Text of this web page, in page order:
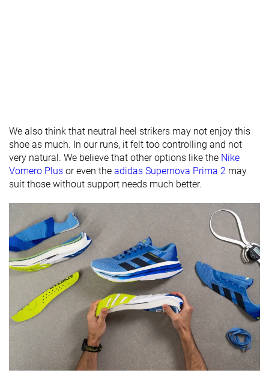
Placa de carbono Placa de
Rocker ✗ ✓ ✓
Talón
laboratorio
38.7 mm
40.0 mm
45.8 mm
44.0 mm
38.9 mm
Antepié
laboratorio
Antepié
marca
31.9 mm
34.0 mm
38.2 mm
39.0 mm
32.0 mm
34.0 mm
Anchuras
disponibles
Estándar Estándar Estándar
Orthotic
friendly
✓
Estación
Todas las
estaciones
Todas las
estaciones
Verano
Todas las
We also think that neutral heel strikers may not enjoy this
shoe as much. In our runs, it felt too controlling and not
very natural. We believe that other options like the Nike
Vomero Plus or even the adidas Supernova Prima 2 may
suit those without support needs much better.